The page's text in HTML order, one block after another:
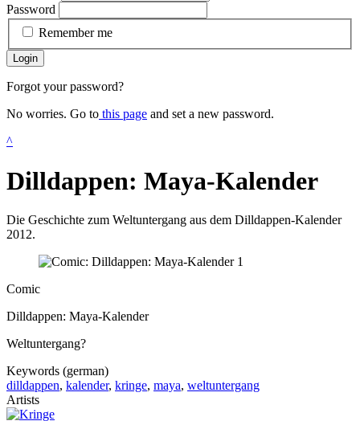
Password
Remember me
Login
Forgot your password?
No worries. Go to this page and set a new password.
^
Dilldappen: Maya-Kalender
Die Geschichte zum Weltuntergang aus dem Dilldappen-Kalender
2012.
Comic
Dilldappen: Maya-Kalender
Weltuntergang?
Keywords (german)
dilldappen, kalender, kringe, maya, weltuntergang
Artists